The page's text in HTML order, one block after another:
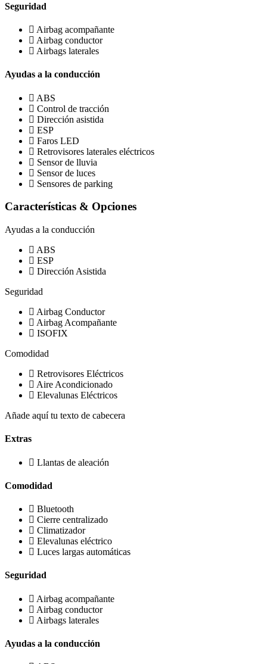
Seguridad
Airbag acompañante
Airbag conductor
Airbags laterales
Ayudas a la conducción
ABS
Control de tracción
Dirección asistida
ESP
Faros LED
Retrovisores laterales eléctricos
Sensor de lluvia
Sensor de luces
Sensores de parking
Características & Opciones
Ayudas a la conducción
ABS
ESP
Dirección Asistida
Seguridad
Airbag Conductor
Airbag Acompañante
ISOFIX
Comodidad
Retrovisores Eléctricos
Aire Acondicionado
Elevalunas Eléctricos
Añade aquí tu texto de cabecera
Extras
Llantas de aleación
Comodidad
Bluetooth
Cierre centralizado
Climatizador
Elevalunas eléctrico
Luces largas automáticas
Seguridad
Airbag acompañante
Airbag conductor
Airbags laterales
Ayudas a la conducción